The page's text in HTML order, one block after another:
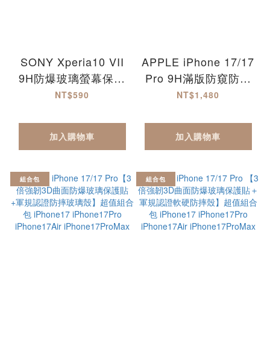
SONY Xperia10 VII
9H防爆玻璃螢幕保護
貼-MQG Xperia10VII
NT$590
加入購物車
APPLE iPhone 17/17
Pro 9H滿版防窺防爆
玻璃保護貼 iPhone17
iPhone17Air
iPhone17ProMax
NT$1,480
加入購物車
組合包 組合包